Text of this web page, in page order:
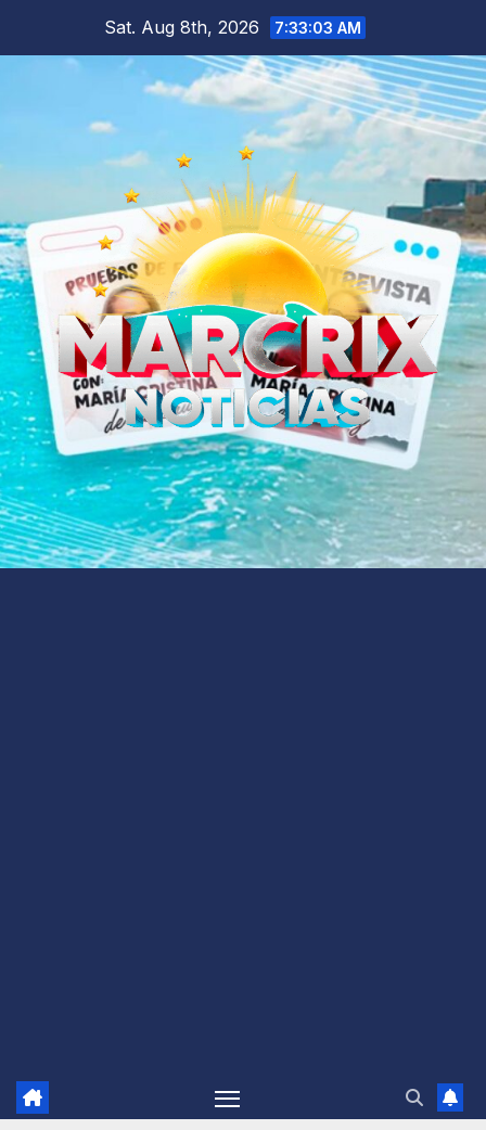
Sat. Aug 8th, 2026 7:33:04 AM